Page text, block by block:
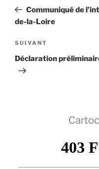
l’article
précédent
Communiqué de
de-la-Loire
Article
suivant
SUIVANT
Déclaration